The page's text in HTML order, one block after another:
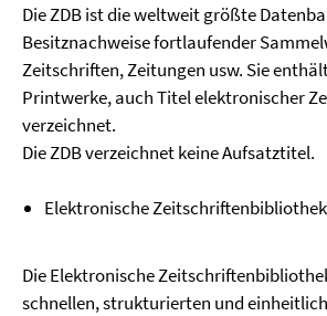
Die ZDB ist die weltweit größte
Besitznachweise fortlaufender
Zeitschriften, Zeitungen usw. Sie
Printwerke, auch Titel elektronischer
verzeichnet.
Die ZDB verzeichnet keine Aufsatztitel.
Elektronische
Die Elektronische
schnellen, strukturierten und